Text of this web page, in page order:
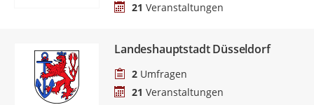
21 Veranstaltungen
Landeshauptstadt Düsseldorf
2 Umfragen
21 Veranstaltungen